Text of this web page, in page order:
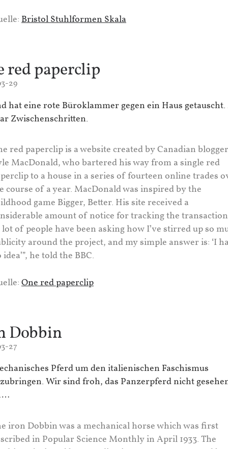
Bristol Stuhlformen Skala
red paperclip
29
hat eine rote Büroklammer gegen ein Haus
Zwischenschritten.
red paperclip is a website created by Canadian blogger
MacDonald, who bartered his way from a single red
to a house in a series of fourteen online trades
course of a year. MacDonald was inspired by the
game Bigger, Better. His site received a
amount of notice for tracking the
lot of people have been asking how I’ve stirred up so
around the project, and my simple answer is: ‘I
idea’”, he told the BBC.
One red paperclip
Dobbin
27
Pferd um den italienischen Faschismus
Wir sind froh, das Panzerpferd nicht
iron Dobbin was a mechanical horse which was first
in Popular Science Monthly in April 1933. The